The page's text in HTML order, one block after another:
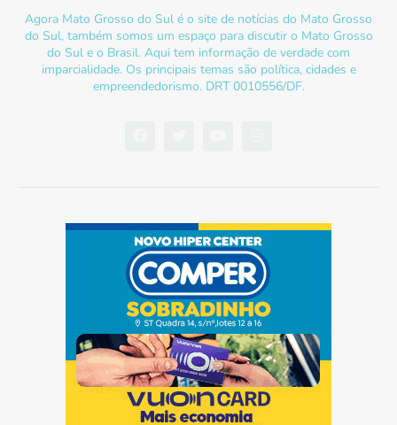
Agora Mato Grosso do Sul é o site de notícias do Mato Grosso
do Sul, também somos um espaço para discutir o Mato Grosso
do Sul e o Brasil. Aqui tem informação de verdade com
imparcialidade. Os principais temas são política, cidades e
empreendedorismo. DRT 0010556/DF.